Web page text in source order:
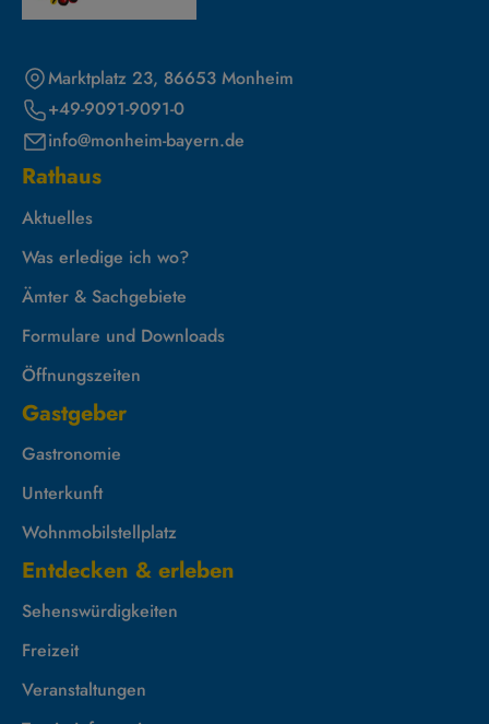
Marktplatz 23, 86653 Monheim
+49-9091-9091-0
info@monheim-bayern.de
Rathaus
Aktuelles
Was erledige ich wo?
Ämter & Sachgebiete
Formulare und Downloads
Öffnungszeiten
Gastgeber
Gastronomie
Unterkunft
Wohnmobilstellplatz
Entdecken & erleben
Sehenswürdigkeiten
Freizeit
Veranstaltungen